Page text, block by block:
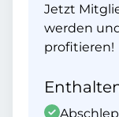
Jetzt
werden
profitieren!